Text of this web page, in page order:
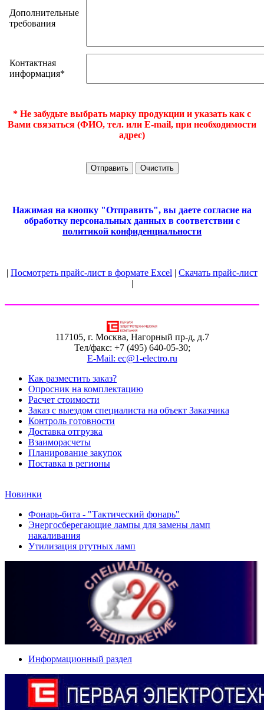
Дополнительные
требования
Контактная
информация*
* Не забудьте выбрать марку продукции и указать как с
Вами связаться (ФИО, тел. или E-mail, при необходимости
адрес)
Нажимая на кнопку "Отправить", вы даете согласие на
обработку персональных данных в соответствии с
политикой конфиденциальности
| Посмотреть прайс-лист в формате Excel | Скачать прайс-лист
|
117105, г. Москва, Нагорный пр-д, д.7
Тел/факс: +7 (495) 640-05-30;
E-Mail: ec@1-electro.ru
Как разместить заказ?
Опросник на комплектацию
Расчет стоимости
Заказ с выездом специалиста на объект Заказчика
Контроль готовности
Доставка отгрузка
Взаиморасчеты
Планирование закупок
Поставка в регионы
Новинки
Фонарь-бита - "Тактический фонарь"
Энергосберегающие лампы для замены ламп
накаливания
Утилизация ртутных ламп
Информационный раздел